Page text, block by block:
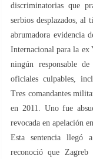
discriminatorias que
serbios desplazados, al
abrumadora evidencia
Internacional para la ex
ningún responsable
oficiales culpables,
Tres comandantes
en 2011. Uno fue
revocada en apelación
Esta sentencia llegó
reconoció que